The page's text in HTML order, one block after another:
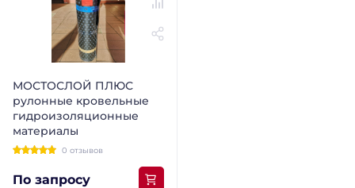
МОСТОСЛОЙ ПЛЮС
рулонные кровельные
гидроизоляционные
материалы
0 отзывов
По запросу